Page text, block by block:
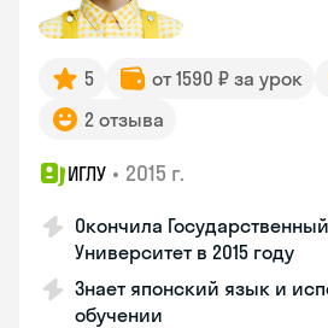
5 от 1590 ₽ за урок
2 отзыва
ИГЛУ • 2015 г.
Окончила
Университет в 2015 году
Знает японский язык и
обучении